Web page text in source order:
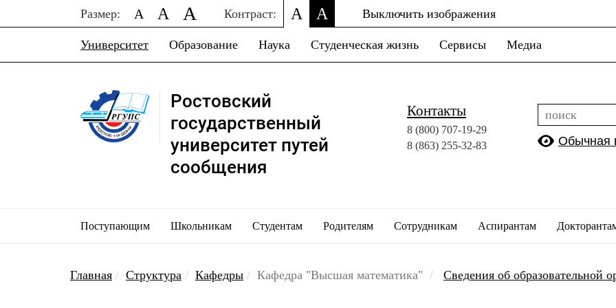
Размер: A A A Контраст: A A Выключить изображения
Университет Образование Наука Студенческая жизнь Сервисы Медиа
Ростовский
государственный
университет путей
сообщения
Контакты
8 (800) 707-19-29
8 (863) 255-32-83 Обычная
Поступающим Школьникам Студентам Родителям Сотрудникам Аспирантам
Главная Структура Кафедры Кафедра "Высшая математика" Сведения об образовательной